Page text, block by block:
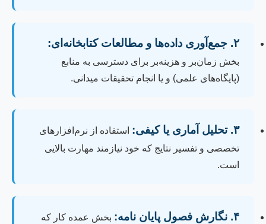
بخش زمان‌بر و هزینه‌بر برای دسترسی به منابع
(پایگاه‌های علمی) و یا انجام تحقیقات میدانی.
استفاده از نرم‌افزارهای
تخصصی و تفسیر نتایج که خود نیازمند مهارت بالایی
است.
بخش عمده کار که